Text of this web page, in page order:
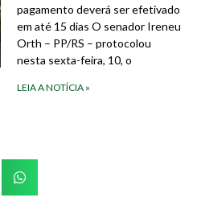
pagamento deverá ser efetivado
em até 15 dias O senador Ireneu
Orth – PP/RS – protocolou
nesta sexta-feira, 10, o
LEIA A NOTÍCIA »